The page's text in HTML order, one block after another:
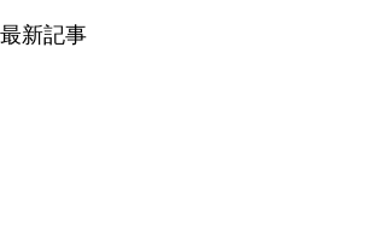
最新記事